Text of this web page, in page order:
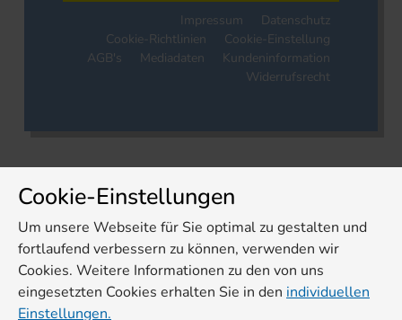
Impressum
Datenschutz
Cookie-Richtlinien
Cookie-Einstellung
AGB's
Mediadaten
Kundeninformation
Widerrufsrecht
Cookie-Einstellungen
Um unsere Webseite für Sie optimal zu gestalten und
fortlaufend verbessern zu können, verwenden wir
Cookies. Weitere Informationen zu den von uns
eingesetzten Cookies erhalten Sie in den individuellen
Einstellungen.